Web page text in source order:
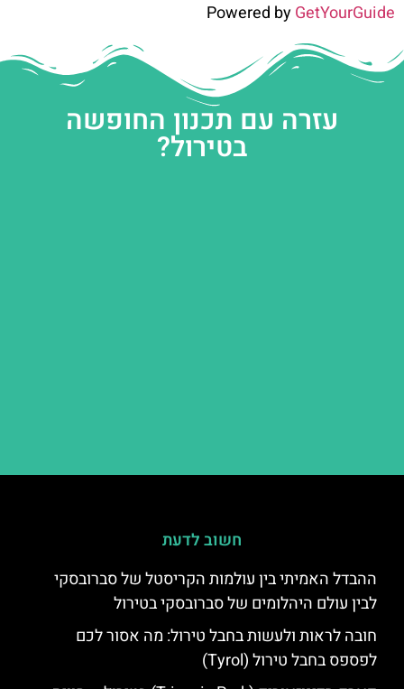
Powered byGetYourGuide
עזרה עם תכנון החופשה
בטירול?
חשוב לדעת
ההבדל האמיתי בין עולמות הקריסטל של סברובסקי
לבין עולם היהלומים של סברובסקי בטירול
חובה לראות ולעשות בחבל טירול: מה אסור לכם
לפספס בחבל טירול (Tyrol)